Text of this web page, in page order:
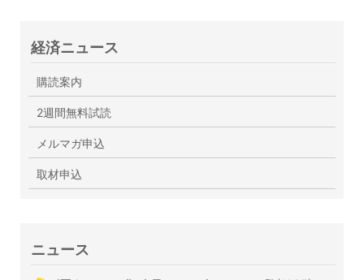
経済ニュース
購読案内
2週間無料試読
メルマガ申込
取材申込
ニュース